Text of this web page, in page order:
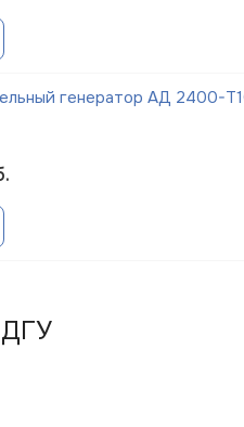
генератор АД 2400-